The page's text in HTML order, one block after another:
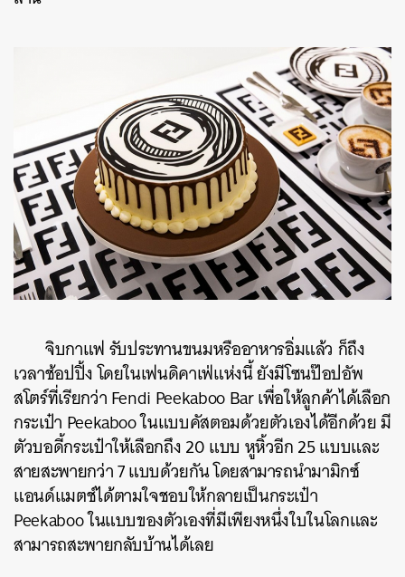
จิบกาแฟ รับประทานขนมหรืออาหารอิ่มแล้ว ก็ถึง
เวลาช้อปปิ้ง โดยในเฟนดิคาเฟ่แห่งนี้ ยังมีโซนป๊อปอัพ
สโตร์ที่เรียกว่า Fendi Peekaboo Bar เพื่อให้ลูกค้าได้เลือก
กระเป๋า Peekaboo ในแบบคัสตอมด้วยตัวเองได้อีกด้วย มี
ตัวบอดี้กระเป๋าให้เลือกถึง 20 แบบ หูหิ้วอีก 25 แบบและ
สายสะพายกว่า 7 แบบด้วยกัน โดยสามารถนำมามิกซ์
แอนด์แมตช์ได้ตามใจชอบให้กลายเป็นกระเป๋า
Peekaboo ในแบบของตัวเองที่มีเพียงหนึ่งใบในโลกและ
สามารถสะพายกลับบ้านได้เลย
ค้นหา
SHARE TWEET LINE EMAIL